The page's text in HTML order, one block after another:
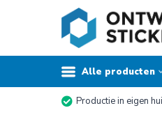
Alle producten
Productie in eigen